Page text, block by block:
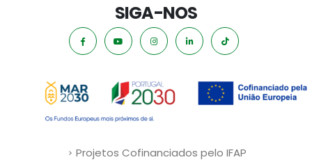
SIGA-NOS
Projetos Cofinanciados pelo IFAP